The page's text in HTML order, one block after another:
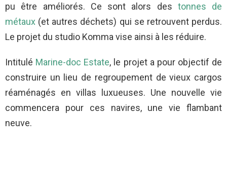
pu être améliorés. Ce sont alors des tonnes de
métaux (et autres déchets) qui se retrouvent perdus.
Le projet du studio Komma vise ainsi à les réduire.
Intitulé Marine-doc Estate, le projet a pour objectif de
construire un lieu de regroupement de vieux cargos
réaménagés en villas luxueuses. Une nouvelle vie
commencera pour ces navires, une vie flambant
neuve.